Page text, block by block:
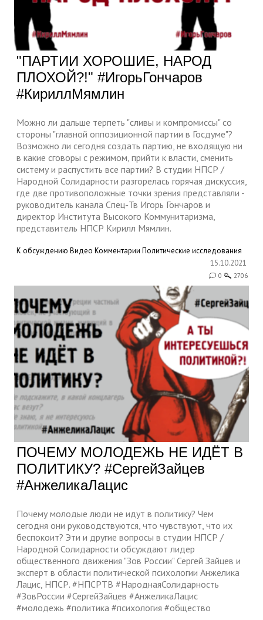
"ПАРТИИ ХОРОШИЕ, НАРОД
ПЛОХОЙ?!" #ИгорьГончаров
#КириллМямлин
Можно ли дальше терпеть "сливы и компромиссы" со
стороны "главной оппозиционной партии в Госдуме"?
Возможно ли сегодня создать партию, не входящую ни
в какие сговоры с режимом, прийти к власти, сменить
систему и распустить все партии? В студии НПСР /
Народной Солидарности разгорелась горячая дискуссия,
где две противоположные точки зрения представляли -
руководитель канала Спец-Тв Игорь Гончаров и
директор Института Высокого Коммунитаризма,
представитель НПСР Кирилл Мямлин.
К обсуждению Видео Комментарии Политические исследования
15.10.2021
0 2706
ПОЧЕМУ МОЛОДЕЖЬ НЕ ИДЁТ В
ПОЛИТИКУ? #СергейЗайцев
#АнжеликаЛацис
Почему молодые люди не идут в политику? Чем
сегодня они руководствуются, что чувствуют, что их
беспокоит? Эти и другие вопросы в студии НПСР /
Народной Солидарности обсуждают лидер
общественного движения "Зов России" Сергей Зайцев и
эксперт в области политической психологии Анжелика
Лацис, НПСР. #НПСРТВ #НароднаяСолидарность
#ЗовРоссии #СергейЗайцев #АнжеликаЛацис
#молодежь #политика #психология #общество